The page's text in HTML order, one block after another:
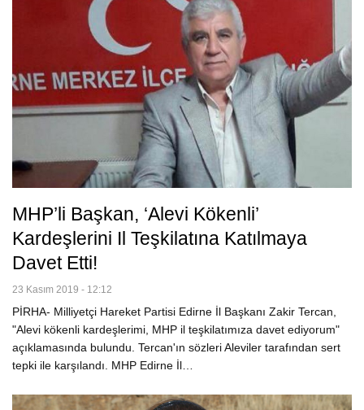
MHP’li Başkan, ‘Alevi Kökenli’
Kardeşlerini Il Teşkilatına Katılmaya
Davet Etti!
23 Kasım 2019 - 12:12
PİRHA- Milliyetçi Hareket Partisi Edirne İl Başkanı Zakir Tercan,
"Alevi kökenli kardeşlerimi, MHP il teşkilatımıza davet ediyorum"
açıklamasında bulundu. Tercan'ın sözleri Aleviler tarafından sert
tepki ile karşılandı. MHP Edirne İl…